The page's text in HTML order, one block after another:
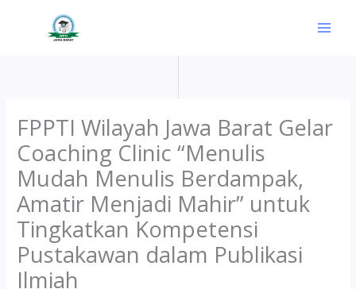
FPPTI Wilayah Jawa Barat Gelar
Coaching Clinic “Menulis
Mudah Menulis Berdampak,
Amatir Menjadi Mahir” untuk
Tingkatkan Kompetensi
Pustakawan dalam Publikasi
Ilmiah